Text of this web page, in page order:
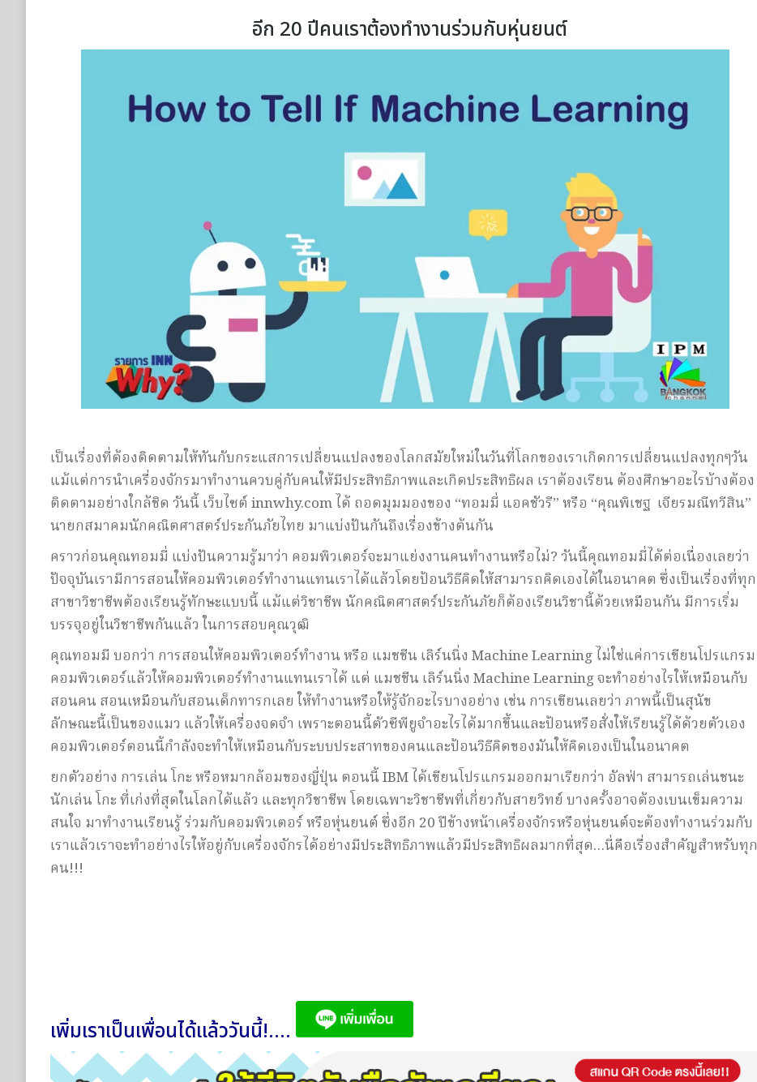
อีก 20 ปีคนเราต้องทำงานร่วมกับหุ่นยนต์
เป็นเรื่องที่ต้องติดตามให้ทันกับกระแสการเปลี่ยนแปลงของโลกสมัยใหม่ในวันที่โลกของเราเกิดการเปลี่ยนแปลงทุกๆวัน
แม้แต่การนำเครื่องจักรมาทำงานควบคู่กับคนให้มีประสิทธิภาพและเกิดประสิทธิผล เราต้องเรียน ต้องศึกษาอะไรบ้างต้อง
ติดตามอย่างใกล้ชิด วันนี้ เว็บไซต์ innwhy.com ได้ ถอดมุมมองของ “ทอมมี่ แอคชัวรี” หรือ “คุณพิเชฐ เจียรมณีทวีสิน”
นายกสมาคมนักคณิตศาสตร์ประกันภัยไทย มาแบ่งปันกันถึงเรื่องข้างต้นกัน
คราวก่อนคุณทอมมี่ แบ่งปันความรู้มาว่า คอมพิวเตอร์จะมาแย่งงานคนทำงานหรือไม่? วันนี้คุณทอมมี่ได้ต่อเนื่องเลยว่า
ปัจจุบันเรามีการสอนให้คอมพิวเตอร์ทำงานแทนเราได้แล้วโดยป้อนวิธีคิดให้สามารถคิดเองได้ในอนาคต ซึ่งเป็นเรื่องที่ทุก
สาขาวิชาชีพต้องเรียนรู้ทักษะแบบนี้ แม้แต่วิชาชีพ นักคณิตศาสตร์ประกันภัยก็ต้องเรียนวิชานี้ด้วยเหมือนกัน มีการเริ่ม
บรรจุอยู่ในวิชาชีพกันแล้ว ในการสอบคุณวุฒิ
คุณทอมมี บอกว่า การสอนให้คอมพิวเตอร์ทำงาน หรือ แมชชีน เลิร์นนิ่ง Machine Learning ไม่ใช่แค่การเขียนโปรแกรม
คอมพิวเตอร์แล้วให้คอมพิวเตอร์ทำงานแทนเราได้ แต่ แมชชีน เลิร์นนิ่ง Machine Learning จะทำอย่างไรให้เหมือนกับ
สอนคน สอนเหมือนกับสอนเด็กทารกเลย ให้ทำงานหรือให้รู้จักอะไรบางอย่าง เช่น การเขียนเลยว่า ภาพนี้เป็นสุนัข
ลักษณะนี้เป็นของแมว แล้วให้เครื่องจดจำ เพราะตอนนี้ตัวซีพียูจำอะไรได้มากขึ้นและป้อนหรือสั่งให้เรียนรู้ได้ด้วยตัวเอง
คอมพิวเตอร์ตอนนี้กำลังจะทำให้เหมือนกับระบบประสาทของคนและป้อนวิธีคิดของมันให้คิดเองเป็นในอนาคต
ยกตัวอย่าง การเล่น โกะ หรือหมากล้อมของญี่ปุ่น ตอนนี้ IBM ได้เขียนโปรแกรมออกมาเรียกว่า อัลฟ่า สามารถเล่นชนะ
นักเล่น โกะ ที่เก่งที่สุดในโลกได้แล้ว และทุกวิชาชีพ โดยเฉพาะวิชาชีพที่เกี่ยวกับสายวิทย์ บางครั้งอาจต้องเบนเข็มความ
สนใจ มาทำงานเรียนรู้ ร่วมกับคอมพิวเตอร์ หรือหุ่นยนต์ ซึ่งอีก 20 ปีข้างหน้าเครื่องจักรหรือหุ่นยนต์จะต้องทำงานร่วมกับ
เราแล้วเราจะทำอย่างไรให้อยู่กับเครื่องจักรได้อย่างมีประสิทธิภาพแล้วมีประสิทธิผลมากที่สุด…นี่คือเรื่องสำคัญสำหรับทุก
คน!!!
เพิ่มเราเป็นเพื่อนได้แล้ววันนี้!....